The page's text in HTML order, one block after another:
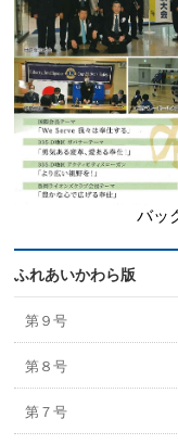
バッ
ふれあいかわら版
第９号
第８号
第７号